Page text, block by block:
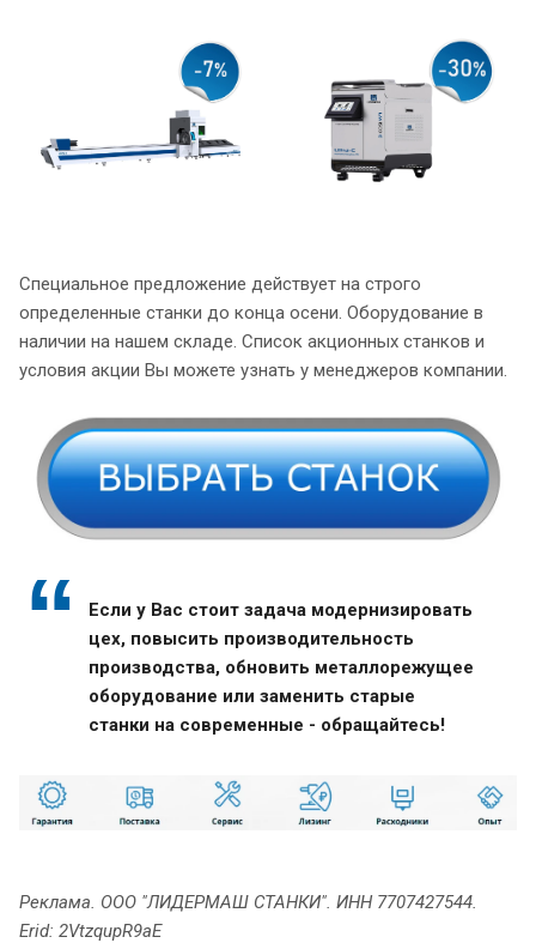
Специальное предложение действует на строго
определенные станки до конца осени. Оборудование в
наличии на нашем складе. Список акционных станков и
условия акции Вы можете узнать у менеджеров компании.
Если у Вас стоит задача модернизировать
цех, повысить производительность
производства, обновить металлорежущее
оборудование или заменить старые
станки на современные - обращайтесь!
Реклама. ООО "ЛИДЕРМАШ СТАНКИ". ИНН 7707427544.
Erid: 2VtzqupR9aE